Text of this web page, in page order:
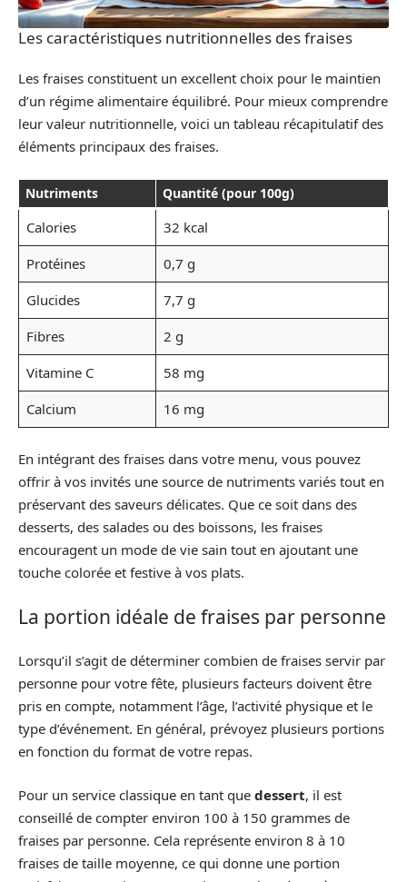
Les caractéristiques nutritionnelles des fraises
Les fraises constituent un excellent choix pour le maintien
d’un régime alimentaire équilibré. Pour mieux comprendre
leur valeur nutritionnelle, voici un tableau récapitulatif des
éléments principaux des fraises.
Nutriments Quantité (pour 100g)
Calories
32 kcal
Protéines
0,7 g
Glucides
7,7 g
Fibres
2 g
Vitamine C
58 mg
Calcium
16 mg
En intégrant des fraises dans votre menu, vous pouvez
offrir à vos invités une source de nutriments variés tout en
préservant des saveurs délicates. Que ce soit dans des
desserts, des salades ou des boissons, les fraises
encouragent un mode de vie sain tout en ajoutant une
touche colorée et festive à vos plats.
La portion idéale de fraises par personne
Lorsqu’il s’agit de déterminer combien de fraises servir par
personne pour votre fête, plusieurs facteurs doivent être
pris en compte, notamment l’âge, l’activité physique et le
type d’événement. En général, prévoyez plusieurs portions
en fonction du format de votre repas.
Pour un service classique en tant que dessert, il est
conseillé de compter environ 100 à 150 grammes de
fraises par personne. Cela représente environ 8 à 10
fraises de taille moyenne, ce qui donne une portion